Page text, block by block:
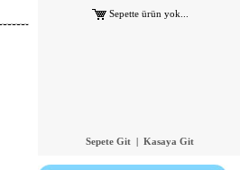
Sepete Git| Kasaya Git